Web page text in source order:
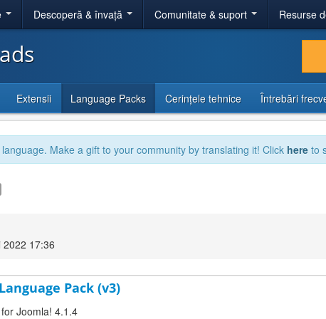
Descoperă & învață Comunitate & suport Resurse
Extensii Language Packs Cerințele tehnice Întrebări
Make a gift to your community by translating it! Click here to
2022 17:36
Pack (v3)
Joomla! 4.1.4